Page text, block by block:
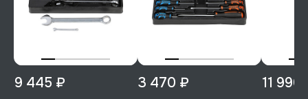
9 445 ₽ 3 470 ₽ 11 990